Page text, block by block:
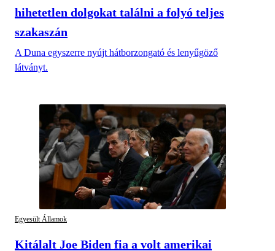
hihetetlen dolgokat találni a folyó teljes
szakaszán
A Duna egyszerre nyújt hátborzongató és lenyűgöző
látványt.
Egyesült Államok
Kitálalt Joe Biden fia a volt amerikai